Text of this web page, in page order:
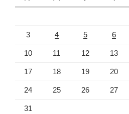
3 4 5 6
10 11 12 13
17 18 19 20
24 25 26 27
31